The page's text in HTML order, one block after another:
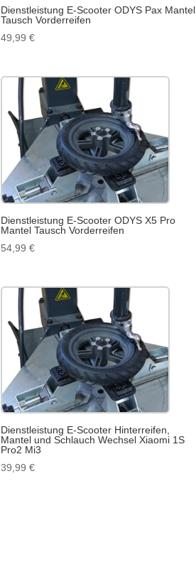
Dienstleistung E-Scooter ODYS Pax Mantel
Tausch Vorderreifen
49,99 €
Dienstleistung E-Scooter ODYS X5 Pro
Mantel Tausch Vorderreifen
54,99 €
Dienstleistung E-Scooter Hinterreifen,
Mantel und Schlauch Wechsel Xiaomi 1S
Pro2 Mi3
39,99 €